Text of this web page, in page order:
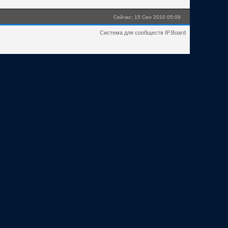
Сейчас: 15 Сен 2010 05:09
Система для сообществ IP.Board